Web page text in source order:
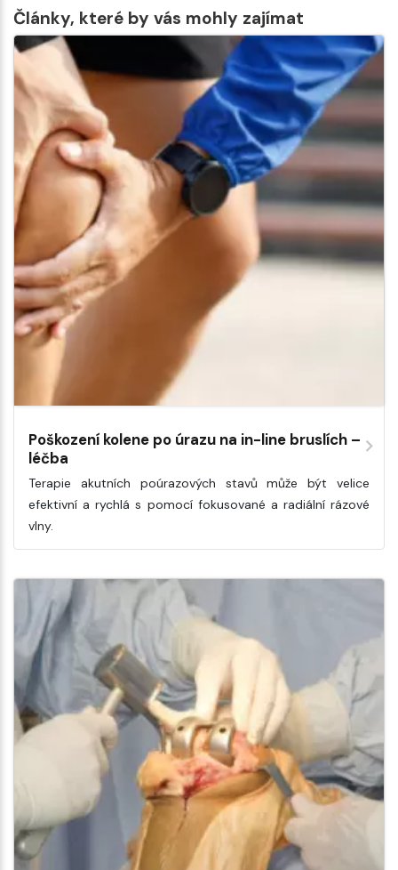
Články, které by vás mohly zajímat
Poškození kolene po úrazu na in-line bruslích –
léčba
Terapie akutních poúrazových stavů může být velice
efektivní a rychlá s pomocí fokusované a radiální rázové
vlny.